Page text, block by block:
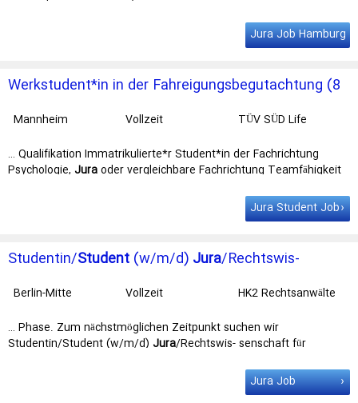
Student(ab dem
dritten Semester), und Deine Schwerpunkte sind Jura, …
Jura Job Hamburg
Werkstudent*in in der Fahreigungsbegutachtung (8
Mannheim Vollzeit
TÜV SÜD Life
… Qualifikation Immatrikulierte*r Student*in der Fachrichtung
Psychologie, Juraoder vergleichbare Fachrichtung Teamfähigkeit
*in der Fachrichtung Psychologie, Jura
Jura Student Job
Studentin/Student (w/m/d) Jura/Rechtswis-
Berlin-Mitte Vollzeit
HK2 Rechtsanwälte
… Phase. Zum nächstmöglichen Zeitpunkt suchen wir
Studentin/Student (w/m/d) Jura/Rechtswis- senschaft für
jeder Phase. Zum nächstmöglichen Zeitpunkt suchen wir
(w/m/d) Jura/Rechtswis- senschaft für
Jura Job